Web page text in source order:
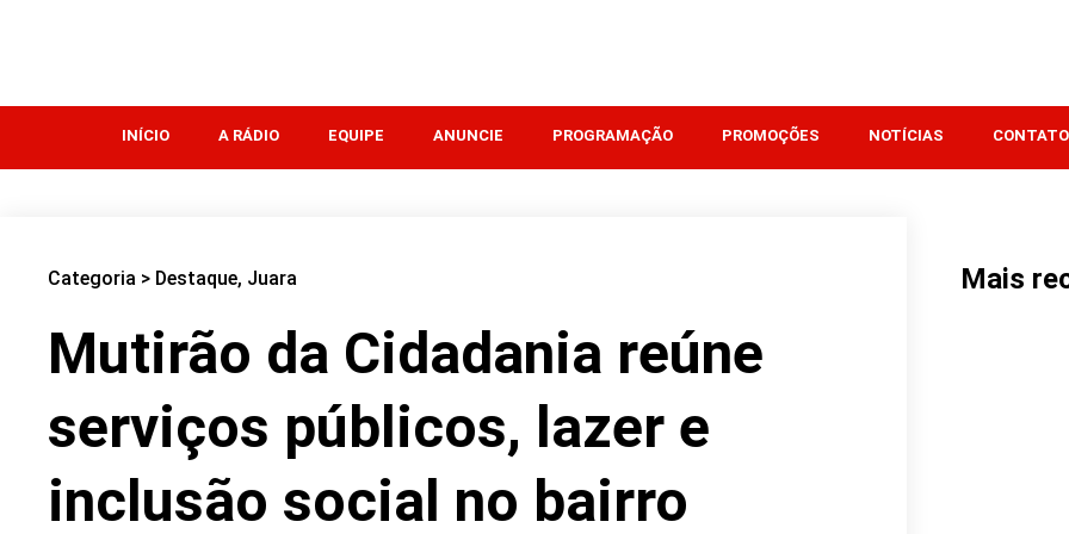
INÍCIO A RÁDIO EQUIPE ANUNCIE PROGRAMAÇÃO PROMOÇÕES NOTÍCIAS CONTATO
Categoria > Destaque, Juara
Mutirão da Cidadania reúne
serviços públicos, lazer e
inclusão social no bairro
Mais